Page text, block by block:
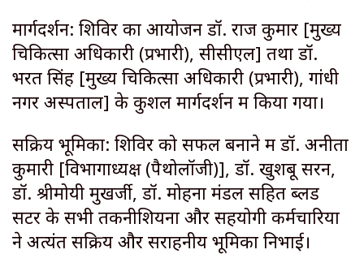
मार्गदर्शन: शिविर का आयोजन डॉ. राज कुमार [मुख्य
चिकित्सा अधिकारी (प्रभारी), सीसीएल] तथा डॉ.
भरत सिंह [मुख्य चिकित्सा अधिकारी (प्रभारी), गांधी
नगर अस्पताल] के कुशल मार्गदर्शन में किया गया।
सक्रिय भूमिका: शिविर को सफल बनाने में डॉ. अनीता
कुमारी [विभागाध्यक्ष (पैथोलॉजी)], डॉ. खुशबू सरन,
डॉ. श्रीमोयी मुखर्जी, डॉ. मोहना मंडल सहित ब्लड
सेंटर के सभी तकनीशियनों और सहयोगी कर्मचारियों
ने अत्यंत सक्रिय और सराहनीय भूमिका निभाई।